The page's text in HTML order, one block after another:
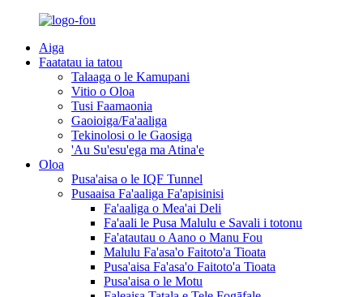
Aiga
Faatatau ia tatou
Talaaga o le Kamupani
Vitio o Oloa
Tusi Faamaonia
Gaoioiga/Fa'aaliga
Tekinolosi o le Gaosiga
'Au Su'esu'ega ma Atina'e
Oloa
Pusa'aisa o le IQF Tunnel
Pusaaisa Fa'aaliga Fa'apisinisi
Fa'aaliga o Mea'ai Deli
Fa'aali le Pusa Malulu e Savali i totonu
Fa'atautau o Aano o Manu Fou
Malulu Fa'asa'o Faitoto'a Tioata
Pusa'aisa Fa'asa'o Faitoto'a Tioata
Pusa'aisa o le Motu